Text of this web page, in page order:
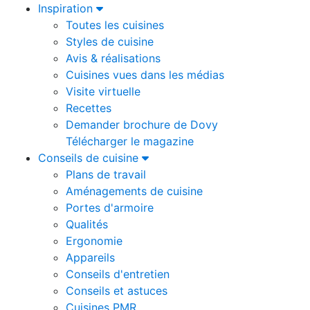
Inspiration
Toutes les cuisines
Styles de cuisine
Avis & réalisations
Cuisines vues dans les médias
Visite virtuelle
Recettes
Demander brochure de Dovy
Télécharger le magazine
Conseils de cuisine
Plans de travail
Aménagements de cuisine
Portes d'armoire
Qualités
Ergonomie
Appareils
Conseils d'entretien
Conseils et astuces
Cuisines PMR